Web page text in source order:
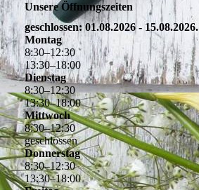
Unsere Öffnungszeiten
geschlossen: 01.08.2026 - 15.08.2026.
Montag
8:30–12:30
13:30–18:00
Dienstag
8:30–12:30
13:30–18:00
Mittwoch
8:30–12:30
geschlossen
Donnerstag
8:30–12:30
13:30–18:00